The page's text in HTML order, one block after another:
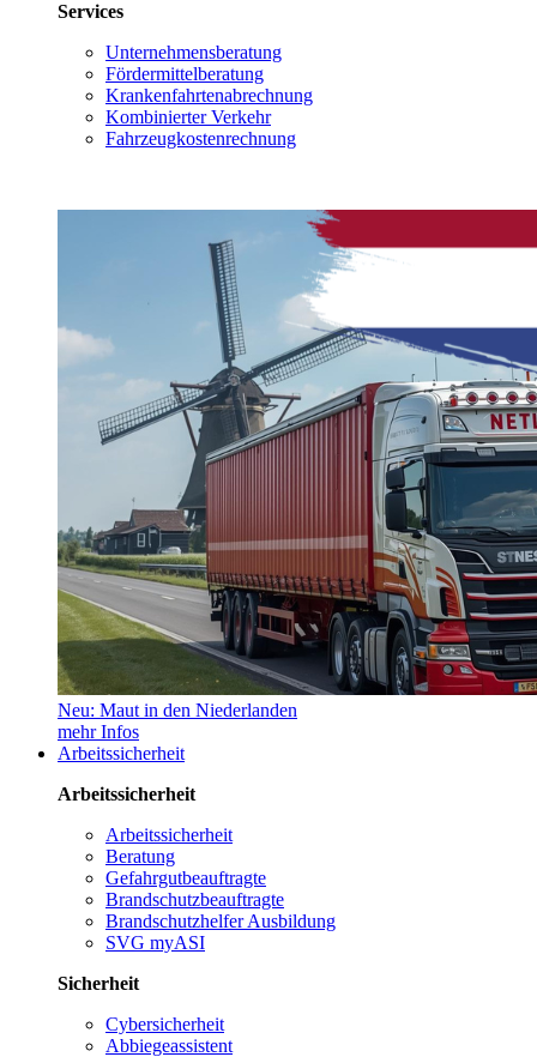
Services
Unternehmensberatung
Fördermittelberatung
Krankenfahrtenabrechnung
Kombinierter Verkehr
Fahrzeugkostenrechnung
Neu: Maut in den Niederlanden
mehr Infos
Arbeitssicherheit
Arbeitssicherheit
Arbeitssicherheit
Beratung
Gefahrgutbeauftragte
Brandschutzbeauftragte
Brandschutzhelfer Ausbildung
SVG myASI
Sicherheit
Cybersicherheit
Abbiegeassistent